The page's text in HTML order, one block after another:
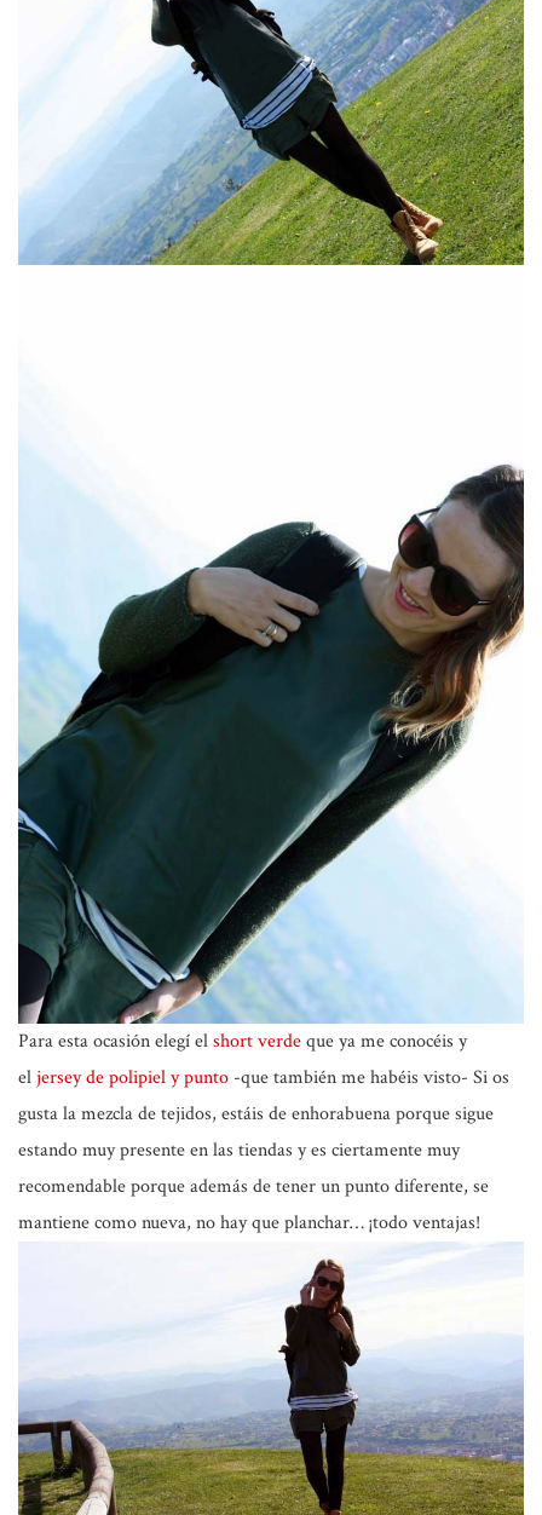
Para esta ocasión elegí elshort verdeque ya me conocéis y
eljersey de polipiel y punto -que también me habéis visto- Si os
gusta la mezcla de tejidos, estáis de enhorabuena porque sigue
estando muy presente en las tiendas y es ciertamente muy
recomendable porque además de tener un punto diferente, se
mantiene como nueva, no hay que planchar… ¡todo ventajas!